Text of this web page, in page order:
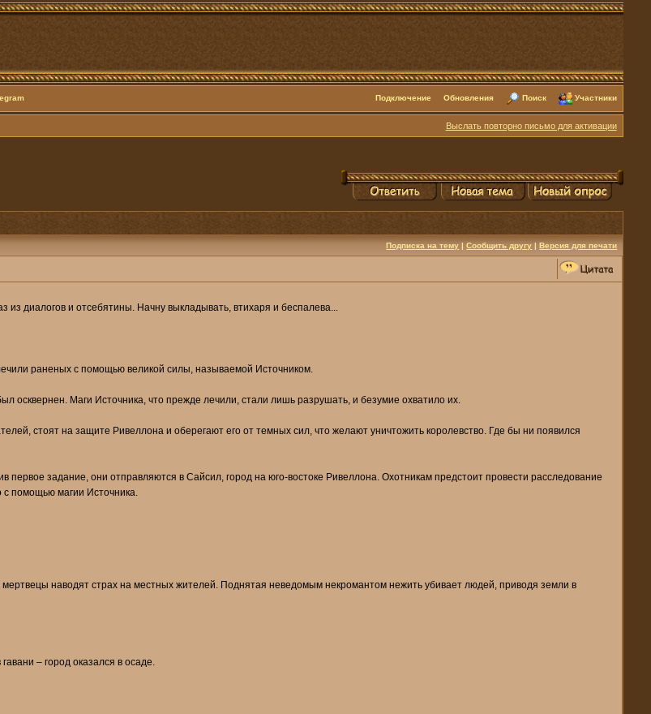
Подключение Обновления Поиск Участники
Выслать повторно письмо для активации
Подписка на тему |Сообщить другу |Версия для печати
из диалогов и отсебятины. Начну выкладывать, втихаря и беспалева...
раненых с помощью великой силы, называемой Источником.
осквернен. Маги Источника, что прежде лечили, стали лишь разрушать, и безумие охватило их.
стоят на защите Ривеллона и оберегают его от темных сил, что желают уничтожить королевство. Где бы ни появился
первое задание, они отправляются в Сайсил, город на юго-востоке Ривеллона. Охотникам предстоит провести расследование
с помощью магии Источника.
наводят страх на местных жителей. Поднятая неведомым некромантом нежить убивает людей, приводя земли в
– город оказался в осаде.